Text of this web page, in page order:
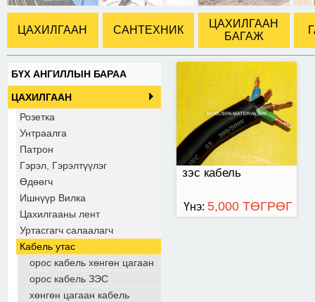
ЦАХИЛГААН САНТЕХНИК
ЦАХИЛГААН
БАГАЖ
БҮХ АНГИЛЛЫН БАРАА
ЦАХИЛГААН
Розетка
Унтраалга
Патрон
Гэрэл, Гэрэлтүүлэг
Өдөөгч
Ишнүүр Вилка
Цахилгааны лент
Уртасгагч салаалагч
Кабель утас
орос кабель хөнгөн цагаан
орос кабель ЗЭС
хөнгөн цагаан кабель
зэс кабель
Үнэ: 5,000 ТӨГРӨГ